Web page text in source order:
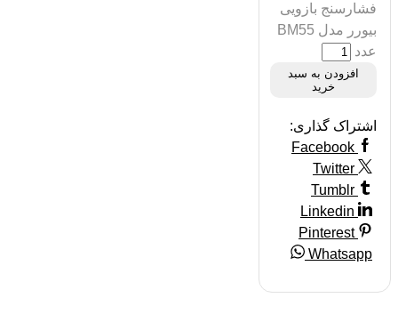
فشارسنج بازويی
بیورر مدل BM55
عدد
افزودن به سبد
خرید
اشتراک گذاری:
Facebook
Twitter
Tumblr
Linkedin
Pinterest
Whatsapp